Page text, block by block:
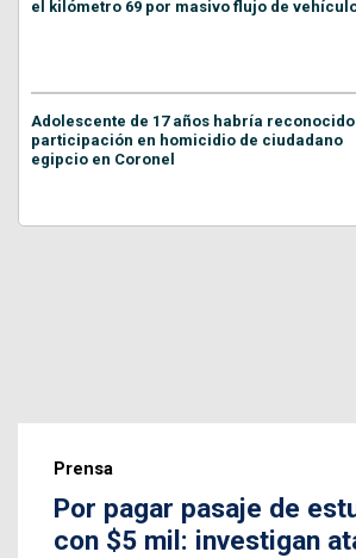
el kilómetro 69 por masivo flujo de
Adolescente de 17 años habría reconocido
participación en homicidio de ciudadano
egipcio en Coronel
Prensa
Por pagar pasaje de
con $5 mil: investigan